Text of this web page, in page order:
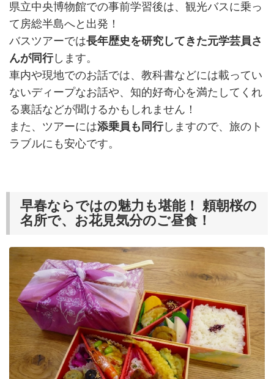
県立中央博物館での事前学習後は、観光バスに乗っ
て房総半島へと出発！
バスツアーでは長年歴史を研究してきた元学芸員さ
んが同行します。
車内や現地でのお話では、教科書などには載ってい
ないディープなお話や、知的好奇心を満たしてくれ
る裏話などが聞けるかもしれません！
また、ツアーには添乗員も同行しますので、旅のト
ラブルにも安心です。
早春ならではの魅力も堪能！ 頼朝桜の
名所で、お花見気分のご昼食！